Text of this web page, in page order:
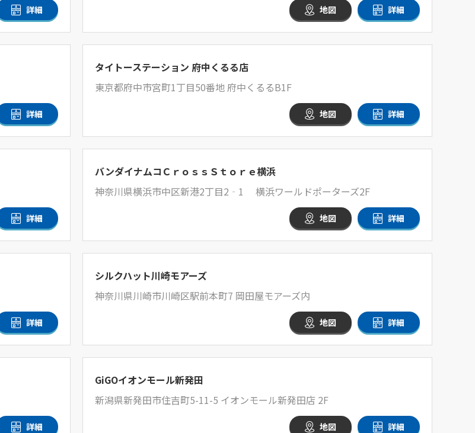
詳細 地図 詳細
詳細
タイトーステーション 府中くるる店
東京都府中市宮町1丁目50番地 府中くるるB1F
地図 詳細
詳細
バンダイナムコＣｒｏｓｓＳｔｏｒｅ横浜
神奈川県横浜市中区新港2丁目2‐1 横浜ワールドポーターズ2F
地図 詳細
詳細
シルクハット川崎モアーズ
神奈川県川崎市川崎区駅前本町7 岡田屋モアーズ内
地図 詳細
詳細
GiGOイオンモール新発田
新潟県新発田市住吉町5-11-5 イオンモール新発田店 2F
地図 詳細